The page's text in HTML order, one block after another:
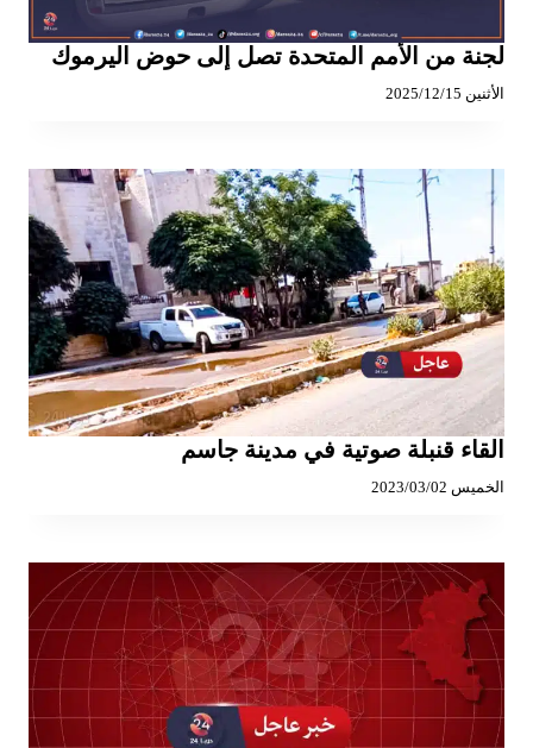
لجنة من الأمم المتحدة تصل إلى حوض اليرموك
الأثنين 2025/12/15
القاء قنبلة صوتية في مدينة جاسم
الخميس 2023/03/02